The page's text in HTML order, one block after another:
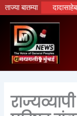
ताज्या बातम्यादादासाहेब फाळके
Skip
to
content